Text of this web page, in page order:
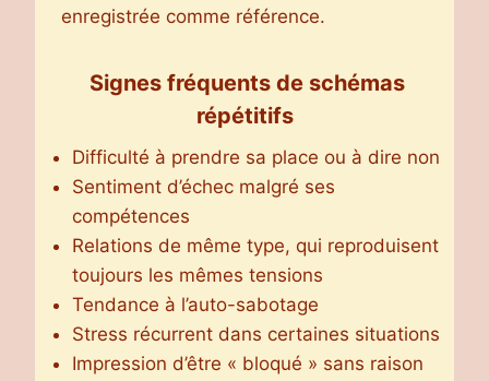
enregistrée comme référence.
Signes fréquents de schémas
répétitifs
Difficulté à prendre sa place ou à dire non
Sentiment d’échec malgré ses
compétences
Relations de même type, qui reproduisent
toujours les mêmes tensions
Tendance à l’auto-sabotage
Stress récurrent dans certaines situations
Impression d’être « bloqué » sans raison